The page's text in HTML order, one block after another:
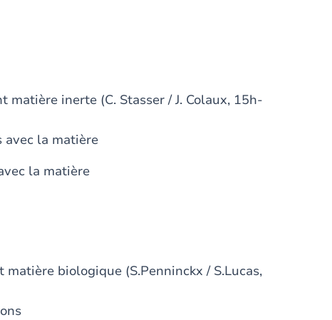
inerte (C. Stasser / J. Colaux, 15h-
avec la matière
la matière
biologique (S.Penninckx / S.Lucas,